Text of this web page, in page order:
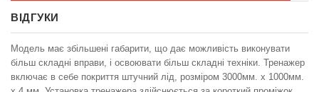
ВІДГУКИ
Модель має збільшені габарити, що дає можливість виконувати
більш складні вправи, і освоювати більш складні техніки. Тренажер
включає в себе покриття штучний лід, розміром 3000мм. х 1000мм.